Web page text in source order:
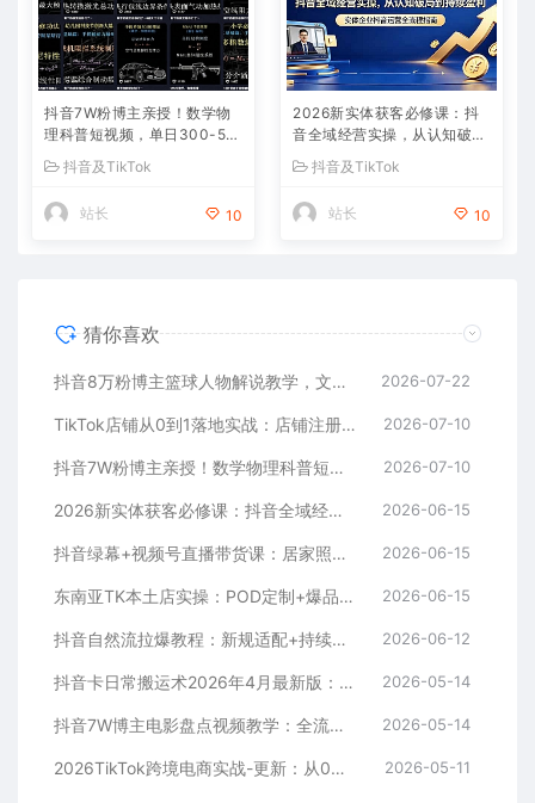
抖音7W粉博主亲授！数学物
理科普短视频，单日300-50
现
抖音及TikTok
站长 10
2026新实体获客必修课：抖
音全域经营实操，从认知破局
抖音及TikTok
站长 10
猜你喜欢
抖音8万粉博主篮球人物解说教学，文案剪辑全套实操，玩转伙伴计划精选单日收益破千 2026-07-22
TikTok店铺从0到1落地实战：店铺注册+产品上架+物流回款+内容剪辑，小白也能出单 2026-07-10
抖音7W粉博主亲授！数学物理科普短视频，单日300-500，伙伴计划+收徒+商单全变现 2026-07-10
2026新实体获客必修课：抖音全域经营实操，从认知破局到持续盈利 2026-06-15
抖音绿幕+视频号直播带货课：居家照着稿子念起号，手机电脑双场景搭建全流程 2026-06-15
东南亚TK本土店实操：POD定制+爆品截流+暴力冷启动，0粉也能开橱窗带货 2026-06-15
抖音自然流拉爆教程：新规适配+持续更新，话术+投放+起号一站式实战教学（更新26年5月11） 2026-06-12
抖音卡日常搬运术2026年4月最新版：影视账号爆款涨粉玩法，外面售价5000元核心 2026-05-14
抖音7W博主电影盘点视频教学：全流程剪辑制作+收益开通+商单收徒，零基础快速变现 2026-05-14
2026TikTok跨境电商实战-更新：从0到1跑通注册选品上架，出单发货回款全流程手把手教学 2026-05-11